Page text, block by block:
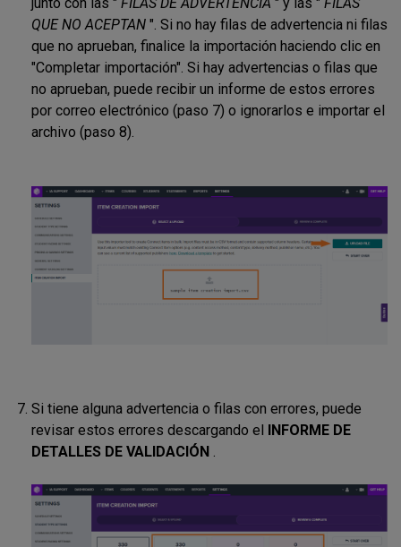
QUE NO ACEPTAN ". Si no hay filas de advertencia ni filas
que no aprueban, finalice la importación haciendo clic en
"Completar importación". Si hay advertencias o filas que
no aprueban, puede recibir un informe de estos errores
por correo electrónico (paso 7) o ignorarlos e importar el
archivo (paso 8).
Si tiene alguna advertencia o filas con errores, puede
revisar estos errores descargando el INFORME DE
DETALLES DE VALIDACIÓN .